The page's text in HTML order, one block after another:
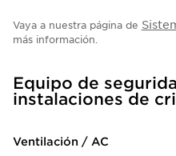
Vaya a nuestra página de
más información.
Equipo de
instalaciones de
Ventilación / AC